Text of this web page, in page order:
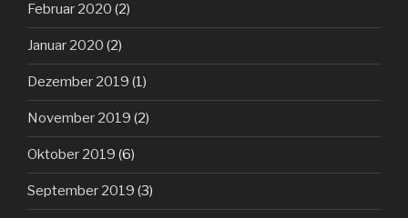
Februar 2020 (2)
Januar 2020 (2)
Dezember 2019 (1)
November 2019 (2)
Oktober 2019 (6)
September 2019 (3)